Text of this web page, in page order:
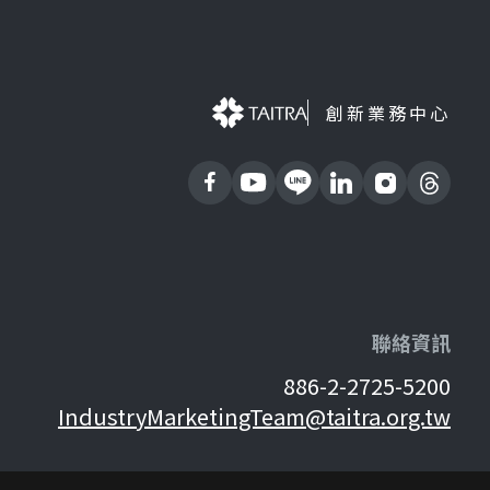
創新業務中心
聯絡資訊
886-2-2725-5200
IndustryMarketingTeam@taitra.org.tw